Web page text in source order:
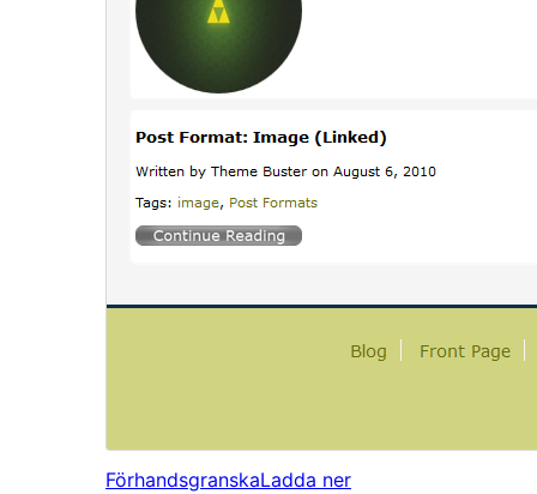
FörhandsgranskaLadda ner